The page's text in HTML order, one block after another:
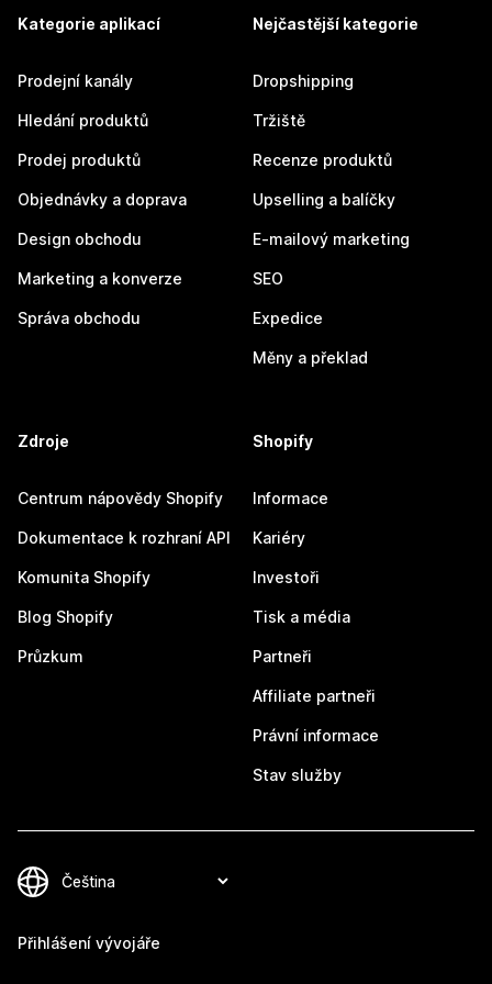
Kategorie aplikací
Prodejní kanály
Hledání produktů
Prodej produktů
Objednávky a doprava
Design obchodu
Marketing a konverze
Správa obchodu
Nejčastější kategorie
Dropshipping
Tržiště
Recenze produktů
Upselling a balíčky
E-mailový marketing
SEO
Expedice
Měny a překlad
Zdroje
Centrum nápovědy Shopify
Dokumentace k rozhraní API
Komunita Shopify
Blog Shopify
Průzkum
Shopify
Informace
Kariéry
Investoři
Tisk a média
Partneři
Affiliate partneři
Právní informace
Stav služby
Přihlášení vývojáře